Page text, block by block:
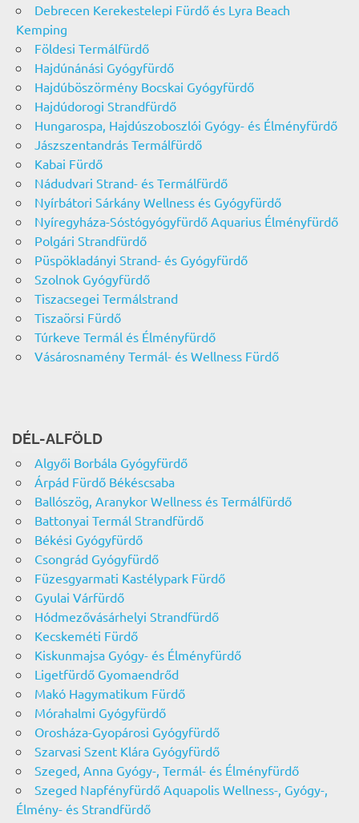
Debrecen Kerekestelepi Fürdő és Lyra Beach
Kemping
Földesi Termálfürdő
Hajdúnánási Gyógyfürdő
Hajdúböszörmény Bocskai Gyógyfürdő
Hajdúdorogi Strandfürdő
Hungarospa, Hajdúszoboszlói Gyógy- és Élményfürdő
Jászszentandrás Termálfürdő
Kabai Fürdő
Nádudvari Strand- és Termálfürdő
Nyírbátori Sárkány Wellness és Gyógyfürdő
Nyíregyháza-Sóstógyógyfürdő Aquarius Élményfürdő
Polgári Strandfürdő
Püspökladányi Strand- és Gyógyfürdő
Szolnok Gyógyfürdő
Tiszacsegei Termálstrand
Tiszaörsi Fürdő
Túrkeve Termál és Élményfürdő
Vásárosnamény Termál- és Wellness Fürdő
DÉL-ALFÖLD
Algyői Borbála Gyógyfürdő
Árpád Fürdő Békéscsaba
Ballószög, Aranykor Wellness és Termálfürdő
Battonyai Termál Strandfürdő
Békési Gyógyfürdő
Csongrád Gyógyfürdő
Füzesgyarmati Kastélypark Fürdő
Gyulai Várfürdő
Hódmezővásárhelyi Strandfürdő
Kecskeméti Fürdő
Kiskunmajsa Gyógy- és Élményfürdő
Ligetfürdő Gyomaendrőd
Makó Hagymatikum Fürdő
Mórahalmi Gyógyfürdő
Orosháza-Gyopárosi Gyógyfürdő
Szarvasi Szent Klára Gyógyfürdő
Szeged, Anna Gyógy-, Termál- és Élményfürdő
Szeged Napfényfürdő Aquapolis Wellness-, Gyógy-,
Élmény- és Strandfürdő